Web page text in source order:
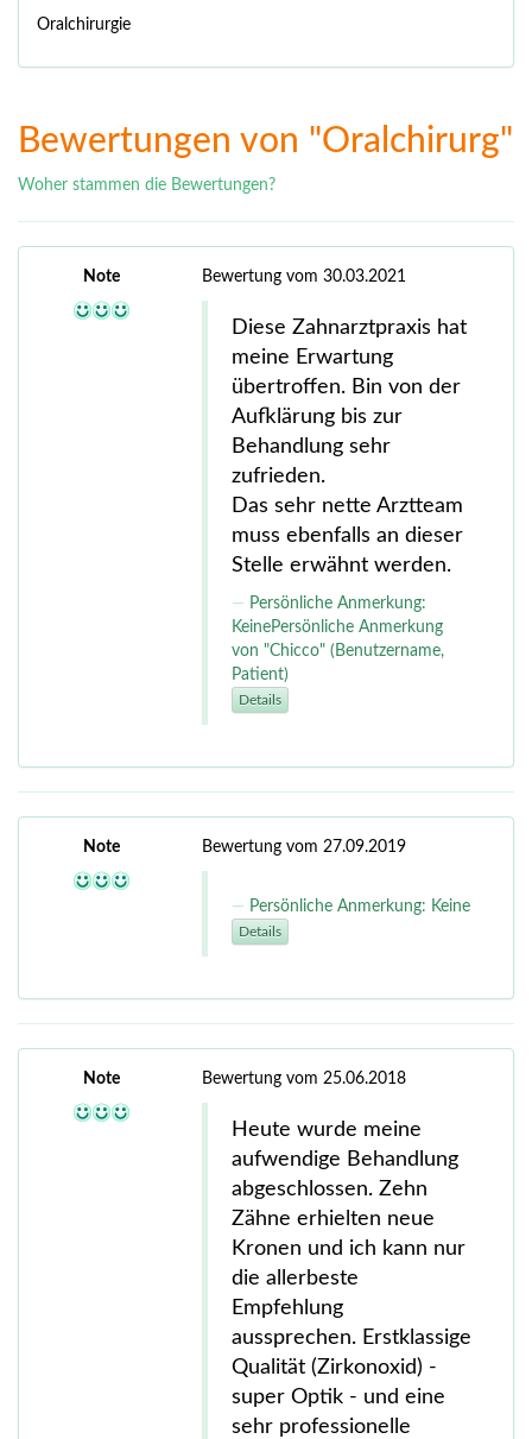
Oralchirurgie
Bewertungen von "Oralchirurg"
Woher stammen die Bewertungen?
Note Bewertung vom 30.03.2021
Diese Zahnarztpraxis hat
meine Erwartung
übertroffen. Bin von der
Aufklärung bis zur
Behandlung sehr
zufrieden.
Das sehr nette Arztteam
muss ebenfalls an dieser
Stelle erwähnt werden.
Persönliche Anmerkung:
KeinePersönliche Anmerkung
von "Chicco" (Benutzername,
Patient)
Details
Note Bewertung vom 27.09.2019
Persönliche Anmerkung: Keine
Details
Note Bewertung vom 25.06.2018
Heute wurde meine
aufwendige Behandlung
abgeschlossen. Zehn
Zähne erhielten neue
Kronen und ich kann nur
die allerbeste
Empfehlung
aussprechen. Erstklassige
Qualität (Zirkonoxid) -
super Optik - und eine
sehr professionelle